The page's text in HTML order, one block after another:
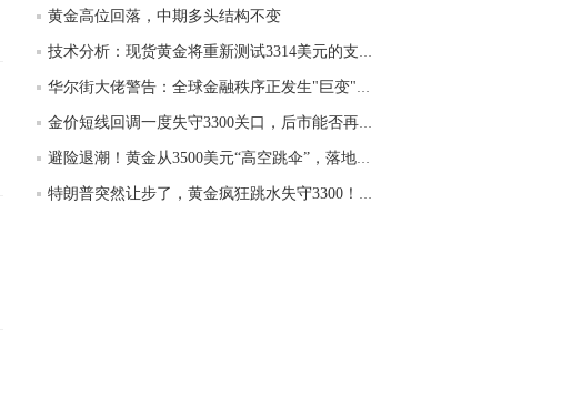
徐文婷：7美金
度。70一50？。
徐文婷：带上止损博弈，实时指导， 关注老
师财经号主页：http://mp.cnfol.com/user/58676
匿名网友-中金在线手机网：老师好，金现在
黄金高位回落，中期多头结构不变
技术分析：现货黄金将重新测试3314美元的支撑位
华尔街大佬警告：全球金融秩序正发生"巨变"，金...
金价短线回调一度失守3300关口，后市能否再度冲...
避险退潮！黄金从3500美元“高空跳伞”，落地价...
特朗普突然让步了，黄金疯狂跳水失守3300！一个...